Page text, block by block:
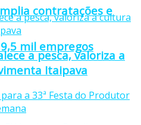
contratações e
mil empregos
a pesca, valoriza a
Itaipava